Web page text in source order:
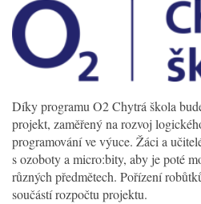
Díky programu O2 Chytrá škola
projekt, zaměřený na rozvoj
programování ve výuce. Žáci a
s ozoboty a micro:bity, aby je poté
různých předmětech. Pořízení
součástí rozpočtu projektu.